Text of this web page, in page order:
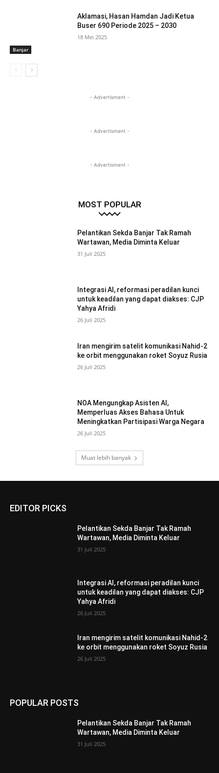
Banjar
Aklamasi, Hasan Hamdan Jadi Ketua
Buser 690 Periode 2025 – 2030
18 Mei 2025
- Advertisment -
- Advertisment -
- Advertisment -
MOST POPULAR
Pelantikan Sekda Banjar Tak Ramah
Wartawan, Media Diminta Keluar
31 Juli 2025
Integrasi AI, reformasi peradilan kunci
untuk keadilan yang dapat diakses: CJP
Yahya Afridi
26 Juli 2025
Iran mengirim satelit komunikasi Nahid-2
ke orbit menggunakan roket Soyuz Rusia
26 Juli 2025
NOA Mengungkap Asisten AI,
Memperluas Akses Bahasa Untuk
Meningkatkan Partisipasi Warga Negara
26 Juli 2025
Muat lebih banyak
EDITOR PICKS
Pelantikan Sekda Banjar Tak Ramah
Wartawan, Media Diminta Keluar
31 Juli 2025
Integrasi AI, reformasi peradilan kunci
untuk keadilan yang dapat diakses: CJP
Yahya Afridi
26 Juli 2025
Iran mengirim satelit komunikasi Nahid-2
ke orbit menggunakan roket Soyuz Rusia
26 Juli 2025
POPULAR POSTS
Pelantikan Sekda Banjar Tak Ramah
Wartawan, Media Diminta Keluar
31 Juli 2025